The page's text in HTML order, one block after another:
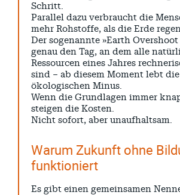
Schritt.
Parallel dazu verbraucht die
mehr Rohstoffe, als die Erde
Der sogenannte »Earth
genau den Tag, an dem alle
Ressourcen eines Jahres
sind – ab diesem Moment lebt
ökologischen Minus.
Wenn die Grundlagen immer
steigen die Kosten.
Nicht sofort, aber unaufhaltsam.
Warum Zukunft ohne
funktioniert
Es gibt einen gemeinsamen